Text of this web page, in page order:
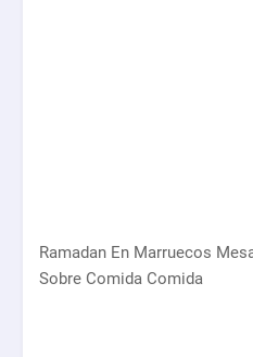
Ramadan En Marruecos
Sobre Comida Comida